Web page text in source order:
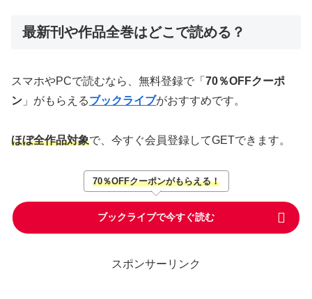
最新刊や作品全巻はどこで読める？
スマホやPCで読むなら、無料登録で「 70％OFFクーポ
ン 」がもらえるブックライブがおすすめです。
ほぼ全作品対象で、今すぐ会員登録してGETできます。
70％OFFクーポンがもらえる！
ブックライブで今すぐ読む
スポンサーリンク